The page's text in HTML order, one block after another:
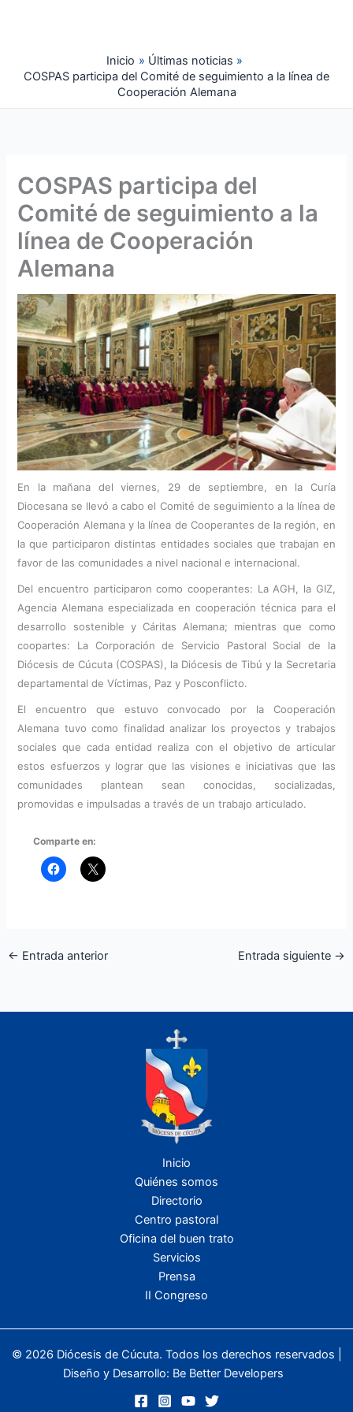
Inicio
Últimas noticias
COSPAS participa del Comité de seguimiento a la línea de
Cooperación Alemana
COSPAS participa del
Comité de seguimiento a la
línea de Cooperación
Alemana
En la mañana del viernes, 29 de septiembre, en la Curía
Diocesana se llevó a cabo el Comité de seguimiento a la línea de
Cooperación Alemana y la línea de Cooperantes de la región, en
la que participaron distintas entidades sociales que trabajan en
favor de las comunidades a nivel nacional e internacional.
Del encuentro participaron como cooperantes: La AGH, la GIZ,
Agencia Alemana especializada en cooperación técnica para el
desarrollo sostenible y Cáritas Alemana; mientras que como
coopartes: La Corporación de Servicio Pastoral Social de la
Diócesis de Cúcuta (COSPAS), la Diócesis de Tibú y la Secretaria
departamental de Víctimas, Paz y Posconflicto.
El encuentro que estuvo convocado por la Cooperación
Alemana tuvo como finalidad analizar los proyectos y trabajos
sociales que cada entidad realiza con el objetivo de articular
estos esfuerzos y lograr que las visiones e iniciativas que las
comunidades plantean sean conocidas, socializadas,
promovidas e impulsadas a través de un trabajo articulado.
Comparte en:
← Entrada anterior Entrada siguiente →
Inicio
Quiénes somos
Directorio
Centro pastoral
Oficina del buen trato
Servicios
Prensa
II Congreso
© 2026 Diócesis de Cúcuta. Todos los derechos reservados |
Diseño y Desarrollo: Be Better Developers